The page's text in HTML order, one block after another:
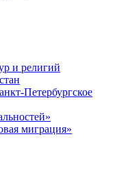
и религий
Петербургское
миграция»